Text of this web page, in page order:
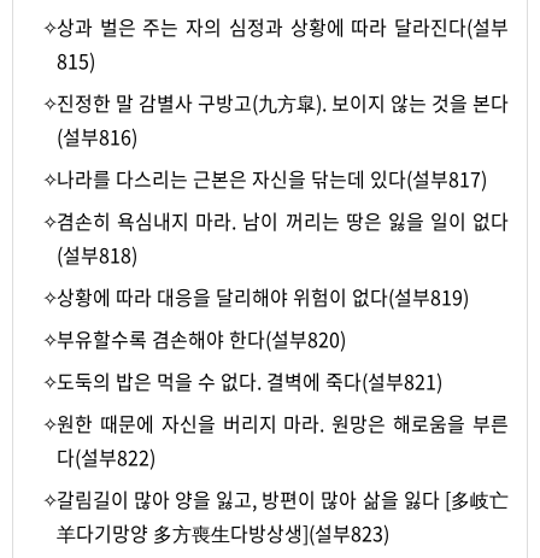
✧상과 벌은 주는 자의 심정과 상황에 따라 달라진다(설부
815)
✧진정한 말 감별사 구방고(九方皐). 보이지 않는 것을 본다
(설부816)
✧나라를 다스리는 근본은 자신을 닦는데 있다(설부817)
✧겸손히 욕심내지 마라. 남이 꺼리는 땅은 잃을 일이 없다
(설부818)
✧상황에 따라 대응을 달리해야 위험이 없다(설부819)
✧부유할수록 겸손해야 한다(설부820)
✧도둑의 밥은 먹을 수 없다. 결벽에 죽다(설부821)
✧원한 때문에 자신을 버리지 마라. 원망은 해로움을 부른
다(설부822)
✧갈림길이 많아 양을 잃고, 방편이 많아 삶을 잃다 [多岐亡
羊다기망양 多方喪生다방상생](설부823)